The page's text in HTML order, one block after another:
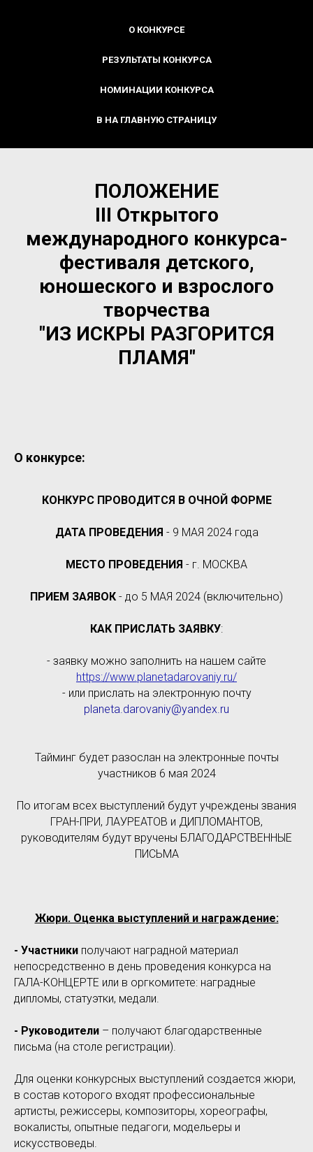
О КОНКУРСЕ
РЕЗУЛЬТАТЫ КОНКУРСА
НОМИНАЦИИ КОНКУРСА
В НА ГЛАВНУЮ СТРАНИЦУ
ПОЛОЖЕНИЕ
III Открытого
международного конкурса-
фестиваля детского,
юношеского и взрослого
творчества
"ИЗ ИСКРЫ РАЗГОРИТСЯ
ПЛАМЯ"
О конкурсе:
КОНКУРС ПРОВОДИТСЯ В ОЧНОЙ ФОРМЕ
ДАТА ПРОВЕДЕНИЯ - 9 МАЯ 2024 года
МЕСТО ПРОВЕДЕНИЯ - г. МОСКВА
ПРИЕМ ЗАЯВОК - до 5 МАЯ 2024 (включительно)
КАК ПРИСЛАТЬ ЗАЯВКУ:
- заявку можно заполнить на нашем сайте
https://www.planetadarovaniy.ru/
- или прислать на электронную почту
planeta.darovaniy@yandex.ru
Тайминг будет разослан на электронные почты
участников 6 мая 2024
По итогам всех выступлений будут учреждены звания
ГРАН-ПРИ, ЛАУРЕАТОВ и ДИПЛОМАНТОВ,
руководителям будут вручены БЛАГОДАРСТВЕННЫЕ
ПИСЬМА
Жюри. Оценка выступлений и награждение:
- Участники получают наградной материал
непосредственно в день проведения конкурса на
ГАЛА-КОНЦЕРТЕ или в оргкомитете: наградные
дипломы, статуэтки, медали.
- Руководители – получают благодарственные
письма (на столе регистрации).
Для оценки конкурсных выступлений создается жюри,
в состав которого входят профессиональные
артисты, режиссеры, композиторы, хореографы,
вокалисты, опытные педагоги, модельеры и
искусствоведы.